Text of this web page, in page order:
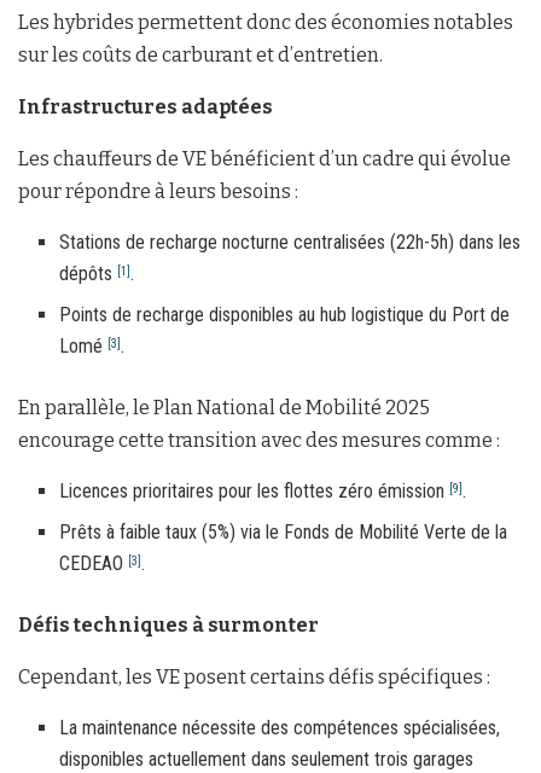
Les hybrides permettent donc des économies notables
sur les coûts de carburant et d’entretien.
Infrastructures adaptées
Les chauffeurs de VE bénéficient d’un cadre qui évolue
pour répondre à leurs besoins :
Stations de recharge nocturne centralisées (22h-5h) dans les
dépôts
[1] .
Points de recharge disponibles au hub logistique du Port de
Lomé
[3] .
En parallèle, le Plan National de Mobilité 2025
encourage cette transition avec des mesures comme :
Licences prioritaires pour les flottes zéro émission [9] .
Prêts à faible taux (5%) via le Fonds de Mobilité Verte de la
CEDEAO
[3] .
Défis techniques à surmonter
Cependant, les VE posent certains défis spécifiques :
La maintenance nécessite des compétences spécialisées,
disponibles actuellement dans seulement trois garages